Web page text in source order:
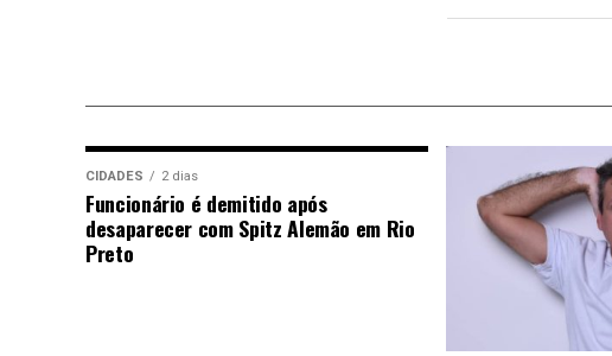
CIDADES 2 dias
Funcionário é demitido após
desaparecer com Spitz Alemão em Rio
Preto